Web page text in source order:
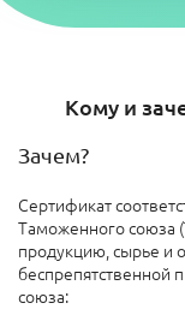
Кому и
Зачем?
Сертификат
Таможенного союза
продукцию, сырье и
беспрепятственной
союза: